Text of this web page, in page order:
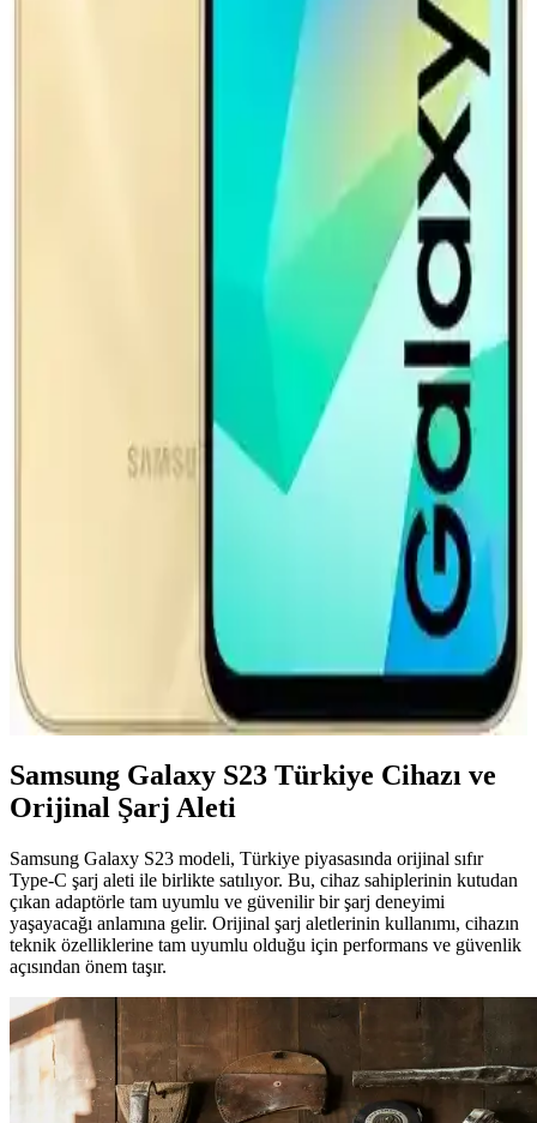
COSTER iPhone adaptörü, 20W hızlı şarj, güvenlik ve şık
tasarımıyla cihazlarınızı kısa sürede şarj eder, dayanıklı ve
Spigen Şarj Adaptörü: Güç ve Şıklığın En İyi
Buluşması ve Performans Avantajları
Spigen şarj adaptörleri, hızlı şarj, güvenlik ve şık tasarımıyla
cihazlarınız için ideal çözümler sunar. Dayanıklı ve taşınabilir
yapısıyla kullanıcıların beklentilerini karşılar.
Yeni Elektrikli Araç Bataryaları: 600.000 Mil Ömür
Yeni elektrikli araç bataryaları 600.000 mil ömür ve 10 dakikada
hızlı şarj imkanı sunuyor. Ancak gerçek dünya koşulları, altyapı ve
maliyet faktörleri bu iddiaların doğruluğunu etkiliyor.
Honor 66W Süper Şarj Cihazı Yüksek Performans
ve Hız Sunan Taşınabilir Şarj Çözümü
Honor 66W süper şarj cihazı, hızlı şarj desteği ve dayanıklı
tasarımıyla yoğun kullanımda bile enerji sağlar, zaman kazandırır ve
Samsung Galaxy A16 ve Güncel Aksesuarlar
Hakkında Bilgiler ve Teknik Özellikler
Samsung Galaxy A16'nın temel özellikleri, güncellemeleri ve
aksesuar uyumluluğu hakkında detaylı bilgiler, kullanıcıların bilinçli
seçim yapmasını sağlar.
Samsung Galaxy S23 Türkiye Cihazı ve
Orijinal Şarj Aleti
Samsung Galaxy S23 modeli, Türkiye piyasasında orijinal sıfır
Type-C şarj aleti ile birlikte satılıyor. Bu, cihaz sahiplerinin kutudan
çıkan adaptörle tam uyumlu ve güvenilir bir şarj deneyimi
yaşayacağı anlamına gelir. Orijinal şarj aletlerinin kullanımı, cihazın
teknik özelliklerine tam uyumlu olduğu için performans ve güvenlik
açısından önem taşır.